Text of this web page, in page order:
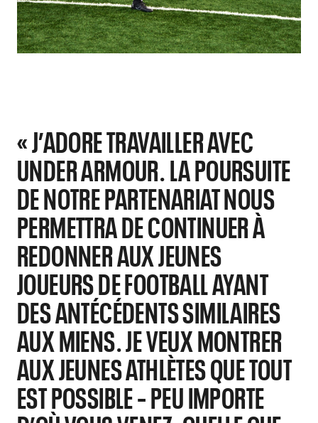
« J’ADORE TRAVAILLER AVEC
UNDER ARMOUR. LA POURSUITE
DE NOTRE PARTENARIAT NOUS
PERMETTRA DE CONTINUER À
REDONNER AUX JEUNES
JOUEURS DE FOOTBALL AYANT
DES ANTÉCÉDENTS SIMILAIRES
AUX MIENS. JE VEUX MONTRER
AUX JEUNES ATHLÈTES QUE TOUT
EST POSSIBLE – PEU IMPORTE